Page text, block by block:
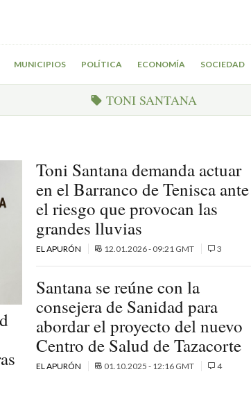
MUNICIPIOS POLÍTICA ECONOMÍA SOCIEDAD
TONI SANTANA
Toni Santana demanda actuar
en el Barranco de Tenisca ante
el riesgo que provocan las
grandes lluvias
EL APURÓN 12.01.2026 - 09:21 GMT 3
Santana se reúne con la
consejera de Sanidad para
abordar el proyecto del nuevo
Centro de Salud de Tazacorte
EL APURÓN 01.10.2025 - 12:16 GMT 4